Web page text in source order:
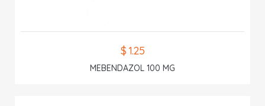
$ 1.25
MEBENDAZOL 100 MG